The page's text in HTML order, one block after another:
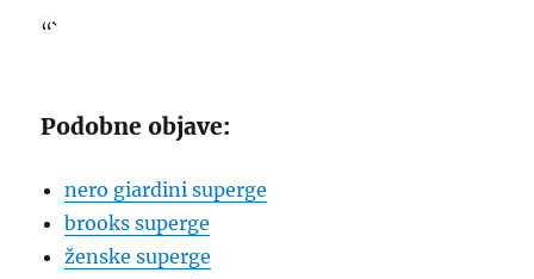
“`
Podobne objave:
nero giardini superge
brooks superge
ženske superge